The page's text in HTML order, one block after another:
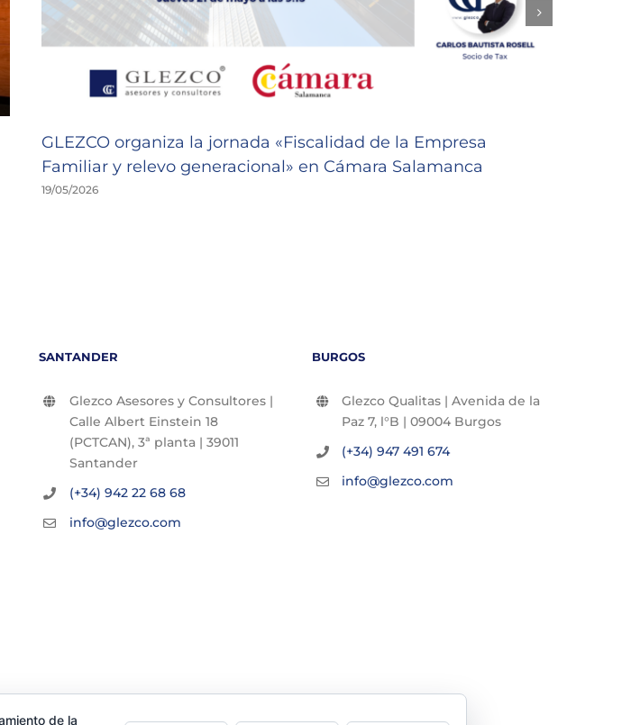
GLEZCO organiza la jornada «Fiscalidad de la Empresa
Familiar y relevo generacional» en Cámara Salamanca
19/05/2026
SANTANDER
Glezco Asesores y Consultores |
Calle Albert Einstein 18
(PCTCAN), 3ª planta | 39011
Santander
(+34) 942 22 68 68
info@glezco.com
BURGOS
Glezco Qualitas | Avenida de la
Paz 7, l°B | 09004 Burgos
(+34) 947 491 674
info@glezco.com
de la